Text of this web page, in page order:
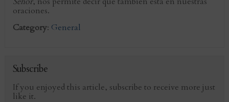
oraciones.
Category: General
Subscribe
If you enjoyed this article, subscribe to receive more just
like it.